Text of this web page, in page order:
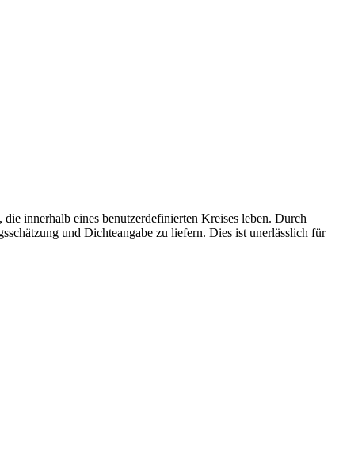
innerhalb eines benutzerdefinierten Kreises leben. Durch
und Dichteangabe zu liefern. Dies ist unerlässlich für